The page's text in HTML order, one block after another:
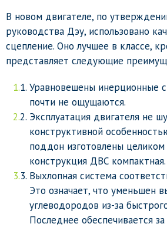
В новом двигателе, по
руководства Дэу, использовано
сцепление. Оно лучшее в классе,
представляет следующие
Уравновешены инерционные
почти не ощущаются.
Эксплуатация двигателя не
конструктивной
поддон изготовлены
конструкция ДВС компактная.
Выхлопная система
Это означает, что уменьшен
углеводородов из-за
Последнее обеспечивается